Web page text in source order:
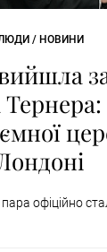
/ НОВИНИ
пара офіційно